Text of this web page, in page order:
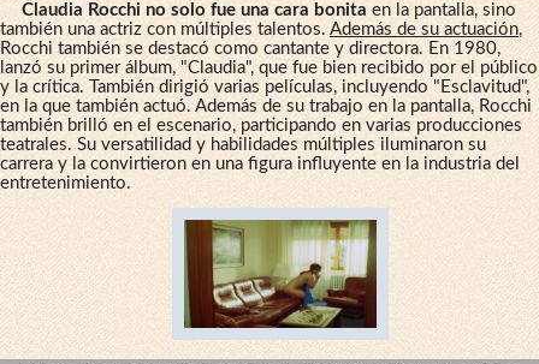
Claudia Rocchi no solo fue una cara bonita en la pantalla, sino
también una actriz con múltiples talentos. Además de su actuación,
Rocchi también se destacó como cantante y directora. En 1980,
lanzó su primer álbum, "Claudia", que fue bien recibido por el público
y la crítica. También dirigió varias películas, incluyendo "Esclavitud",
en la que también actuó. Además de su trabajo en la pantalla, Rocchi
también brilló en el escenario, participando en varias producciones
teatrales. Su versatilidad y habilidades múltiples iluminaron su
carrera y la convirtieron en una figura influyente en la industria del
entretenimiento.